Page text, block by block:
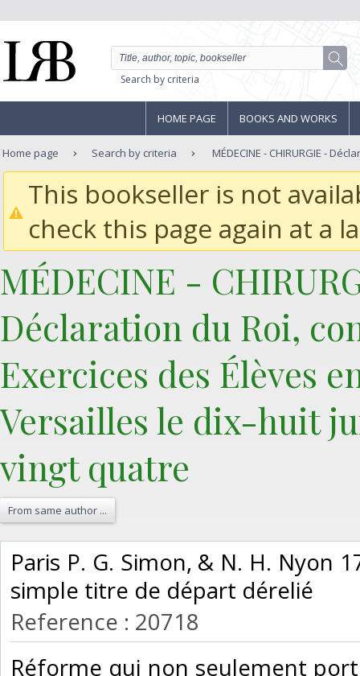
Search by criteria
HOME PAGE BOOKS AND WORKS
Home page Search by criteria MÉDECINE - CHIRURGIE -
This bookseller is not
check this page again at a
‎MÉDECINE -
‎Déclaration du Roi,
Exercices des Élèves
Versailles le dix-huit
vingt quatre ‎
From same author ...
‎Paris P. G. Simon, & N. H. Nyon
simple titre de départ dérelié ‎
Reference : 20718
‎Réforme qui non seulement